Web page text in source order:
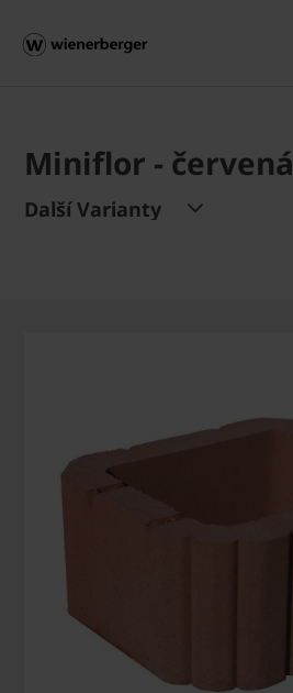
Miniflor - červená
Další Varianty